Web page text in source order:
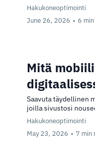
Hakukoneoptimointi
June 26, 2026 • 6
Mitä
Saavuta täydellinen
joilla sivustosi
Hakukoneoptimointi
May 23, 2026 • 7 min